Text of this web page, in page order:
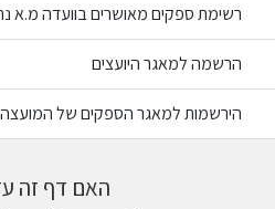
רשימת ספקים מאושרים בוועדה מ.א
הרשמה למאגר היועצים
הירשמות למאגר הספקים של המועצה
האם דף זה